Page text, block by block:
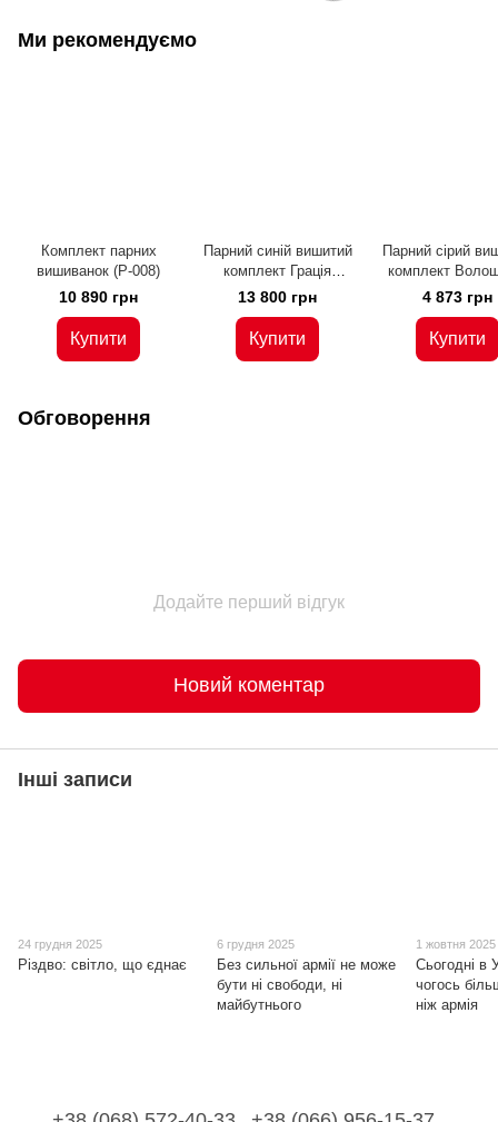
Ми рекомендуємо
Комплект парних
вишиванок (P-008)
10 890 грн
Купити
Парний синій вишитий
комплект Грація
(KMр-520-152-L)
13 800 грн
Купити
Парний сірий
комплект
мрії (KMр-520-
4 873 грн
Купити
Обговорення
Додайте перший відгук
Новий коментар
Інші записи
24 грудня 2025
Різдво: світло, що єднає
6 грудня 2025
Без сильної армії не може
бути ні свободи, ні
майбутнього
1 жовтня 2025
Сьогодні в
чогось
ніж армія